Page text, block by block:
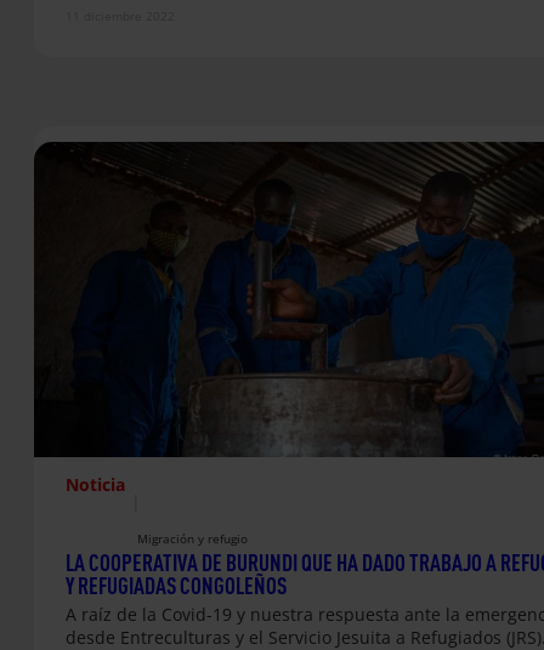
Noticia
Migración y refugio
LA COOPERATIVA DE BURUNDI QUE HA DADO TRABAJO A
Y REFUGIADAS CONGOLEÑOS
A raíz de la Covid-19 y nuestra respuesta ante la
desde Entreculturas y el Servicio Jesuita a Refugiados